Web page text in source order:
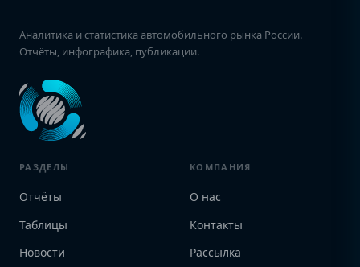
Аналитика и статистика автомобильного рынка России.
Отчёты, инфографика, публикации.
РАЗДЕЛЫ
Отчёты
Таблицы
Новости
КОМПАНИЯ
О нас
Контакты
Рассылка